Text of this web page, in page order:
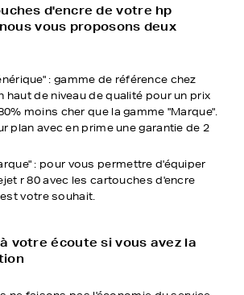
d'encre de votre hp
vous proposons deux
: gamme de référence chez
haut de niveau de qualité pour un prix
moins cher que la gamme "Marque".
plan avec en prime une garantie de 2
: pour vous permettre d'équiper
r 80 avec les cartouches d'encre
votre souhait.
votre écoute si vous avez la